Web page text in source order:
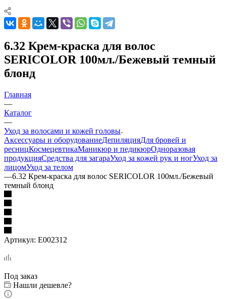
6.32 Крем-краска для волос
SERICOLOR 100мл./Бежевый темный
блонд
Главная
—
Каталог
—
Уход за волосами и кожей головы
Аксессуары и оборудованиеДепиляцияДля бровей и
ресницКосмецевтикаМаникюр и педикюрОдноразовая
продукцияСредства для загараУход за кожей рук и ногУход за
лицомУход за телом
—6.32 Крем-краска для волос SERICOLOR 100мл./Бежевый
темный блонд
Артикул: E002312
Под заказ
Нашли дешевле?